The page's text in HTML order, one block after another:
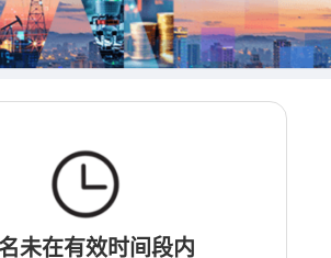
未在有效时间段内